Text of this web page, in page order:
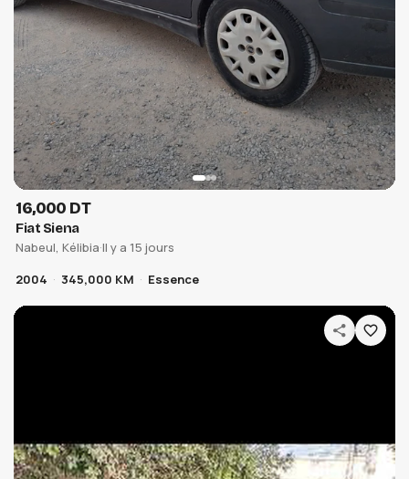
16,000 DT
Fiat Siena
Nabeul, Kélibia·Il y a 15 jours
2004
345,000 KM Essence